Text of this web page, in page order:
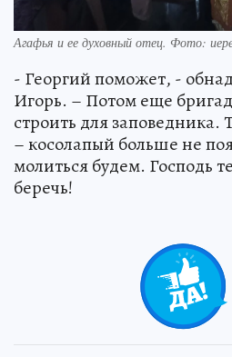
Агафья и ее духовный отец. Фото:
- Георгий поможет, -
Игорь. – Потом еще
строить для заповедника.
– косолапый больше не
молиться будем. Господь
беречь!